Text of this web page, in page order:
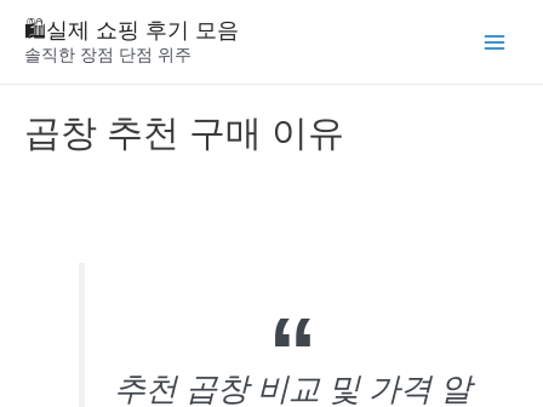
🛍️실제 쇼핑 후기 모음
솔직한 장점 단점 위주
곱창 추천 구매 이유
추천 곱창 비교 및 가격 알